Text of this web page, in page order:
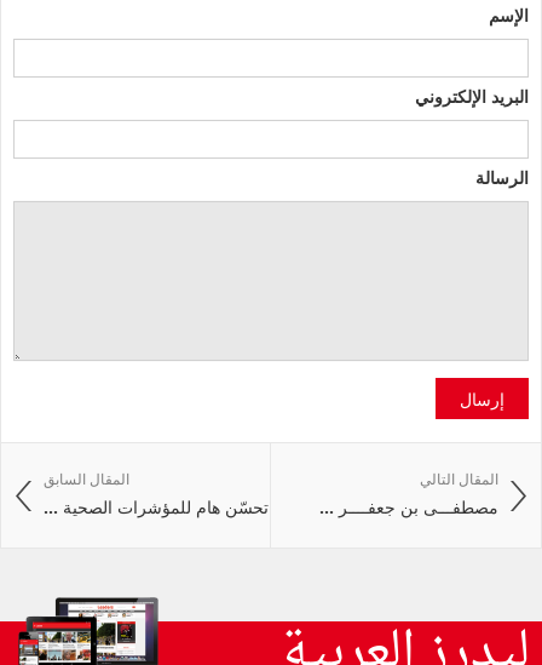
الإسم
البريد الإلكتروني
الرسالة
إرسال
المقال السابق
تحسّن هام للمؤشرات الصحية ...
المقال التالي
مصطفـــى بن جعفــــر ...